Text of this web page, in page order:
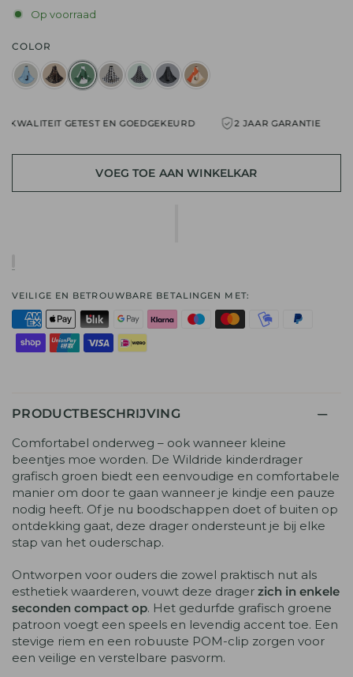
Op voorraad
COLOR
GETEST EN GOEDGEKEURD 2 JAAR GARANTIE
VOEG TOE AAN WINKELKAR
VEILIGE EN BETROUWBARE BETALINGEN MET:
PRODUCTBESCHRIJVING
Comfortabel onderweg – ook wanneer kleine
beentjes moe worden. De Wildride kinderdrager
grafisch groen biedt een eenvoudige en comfortabele
manier om door te gaan wanneer je kindje een pauze
nodig heeft. Of je nu boodschappen doet of buiten op
ontdekking gaat, deze drager ondersteunt je bij elke
stap van het ouderschap.
Ontworpen voor ouders die zowel praktisch nut als
esthetiek waarderen, vouwt deze dragerzich in enkele
seconden compact op. Het gedurfde grafisch groene
patroon voegt een speels en levendig accent toe. Een
stevige riem en een robuuste POM-clip zorgen voor
een veilige en verstelbare pasvorm.